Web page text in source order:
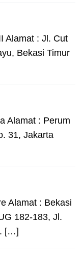
Alamat : Jl. Cut
Bekasi Timur
Alamat : Perum
31, Jakarta
Alamat : Bekasi
182-183, Jl.
[…]